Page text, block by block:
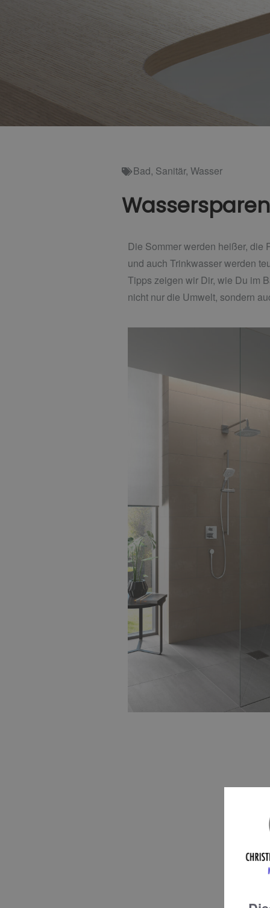
Bad, Sanitär, Wasser
Die Sommer werden heißer, die
und auch Trinkwasser werden
Tipps zeigen wir Dir, wie Du im
nicht nur die Umwelt, sondern